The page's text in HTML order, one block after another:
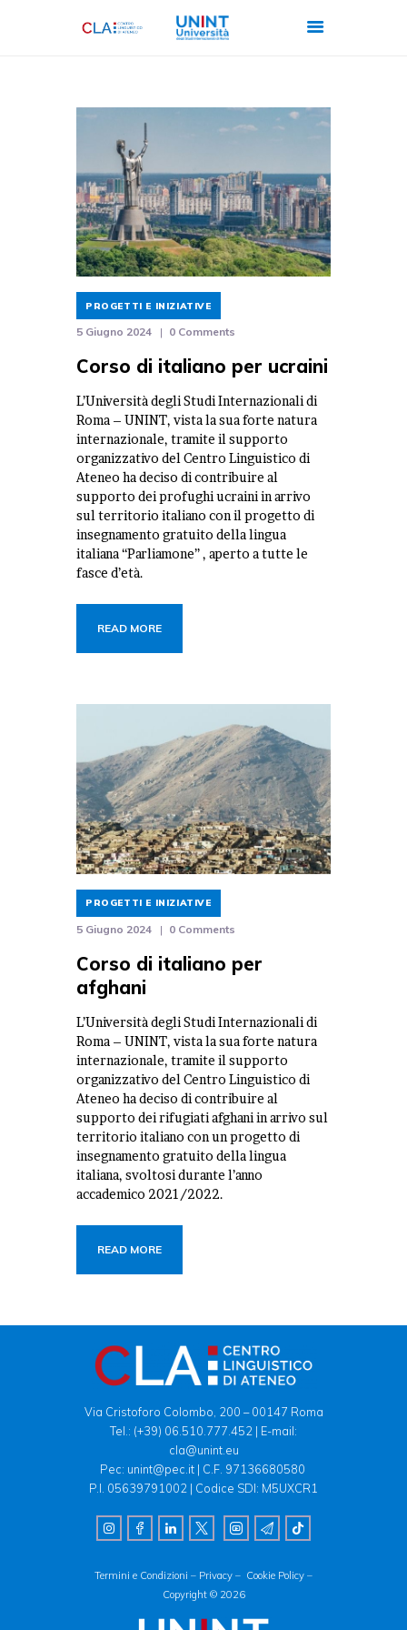
CHI SIAMO
CORSI
CERTIFICAZIONI
ITALIANO PER
STRANIERI
FORMAZIONE
AZIENDALE
LAVORA CON NOI
PROGETTI E INIZIATIVE
5 Giugno 2024 0 Comments
Corso di italiano per ucraini
L’Università degli Studi Internazionali di
Roma – UNINT, vista la sua forte natura
internazionale, tramite il supporto
organizzativo del Centro Linguistico di
Ateneo ha deciso di contribuire al
supporto dei profughi ucraini in arrivo
sul territorio italiano con il progetto di
insegnamento gratuito della lingua
italiana “Parliamone” , aperto a tutte le
fasce d’età.
READ MORE
PROGETTI E INIZIATIVE
5 Giugno 2024 0 Comments
Corso di italiano per
afghani
L’Università degli Studi Internazionali di
Roma – UNINT, vista la sua forte natura
internazionale, tramite il supporto
organizzativo del Centro Linguistico di
Ateneo ha deciso di contribuire al
supporto dei rifugiati afghani in arrivo sul
territorio italiano con un progetto di
insegnamento gratuito della lingua
italiana, svoltosi durante l’anno
accademico 2021/2022.
READ MORE
Via Cristoforo Colombo, 200 – 00147 Roma
Tel.: (+39) 06.510.777.452 | E-mail:
cla@unint.eu
Pec: unint@pec.it | C.F. 97136680580
P.I. 05639791002 | Codice SDI: M5UXCR1
Termini e Condizioni – Privacy – Cookie Policy –
Copyright © 2026